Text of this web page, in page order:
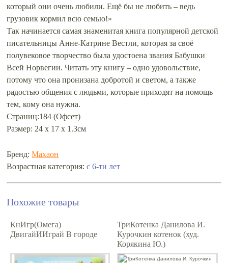
который они очень любили. Ещё бы не любить – ведь
грузовик кормил всю семью!»
Так начинается самая знаменитая книга популярной детской
писательницы Анне-Катрине Вестли, которая за своё
полувековое творчество была удостоена звания Бабушки
Всей Норвегии. Читать эту книгу – одно удовольствие,
потому что она пронизана добротой и светом, а также
радостью общения с людьми, которые приходят на помощь
тем, кому она нужна.
Страниц:184 (Офсет)
Размер: 24 x 17 x 1.3см
Бренд:Махаон
Возрастная категория:с 6-ти лет
Похожие товары
КнИгр(Омега)
ДвигайИИграй В городе
ТриКотенка Данилова И.
Курочкин котенок (худ.
Корякина Ю.)